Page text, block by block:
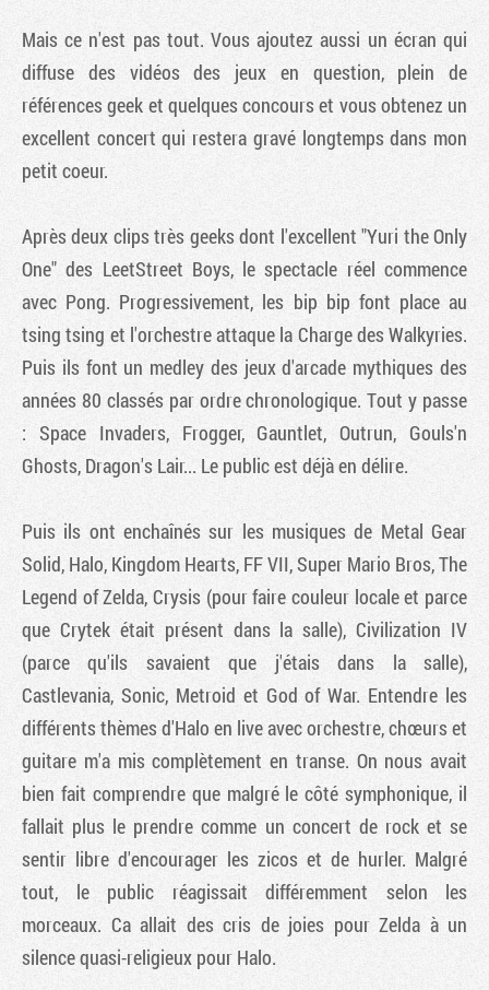
Mais ce n'est pas tout. Vous ajoutez aussi un écran qui
diffuse des vidéos des jeux en question, plein de
références geek et quelques concours et vous obtenez un
excellent concert qui restera gravé longtemps dans mon
petit coeur.
Après deux clips très geeks dont l'excellent "Yuri the Only
One" des LeetStreet Boys, le spectacle réel commence
avec Pong. Progressivement, les bip bip font place au
tsing tsing et l'orchestre attaque la Charge des Walkyries.
Puis ils font un medley des jeux d'arcade mythiques des
années 80 classés par ordre chronologique. Tout y passe
: Space Invaders, Frogger, Gauntlet, Outrun, Gouls'n
Ghosts, Dragon's Lair... Le public est déjà en délire.
Puis ils ont enchaînés sur les musiques de Metal Gear
Solid, Halo, Kingdom Hearts, FF VII,Super Mario Bros,The
Legend of Zelda,Crysis (pour faire couleur locale et parce
que Crytek était présent dans la salle),Civilization IV
(parce qu'ils savaient que j'étais dans la salle),
Castlevania, Sonic, Metroid et God of War. Entendre les
différents thèmes d'Halo en live avec orchestre, chœurs et
guitare m'a mis complètement en transe. On nous avait
bien fait comprendre que malgré le côté symphonique, il
fallait plus le prendre comme un concert de rock et se
sentir libre d'encourager les zicos et de hurler. Malgré
tout, le public réagissait différemment selon les
morceaux. Ca allait des cris de joies pour Zelda à un
silence quasi-religieux pour Halo.